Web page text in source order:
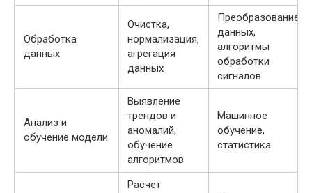
Обработка
данных
Очистка,
нормализация,
агрегация
данных
Преобразование
данных,
алгоритмы
обработки
сигналов
Анализ и
обучение модели
Выявление
трендов и
аномалий,
обучение
алгоритмов
Машинное
обучение,
статистика
Расчет